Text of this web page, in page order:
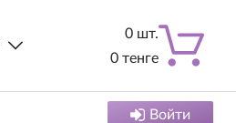
0 шт.
0 тенге
Войти